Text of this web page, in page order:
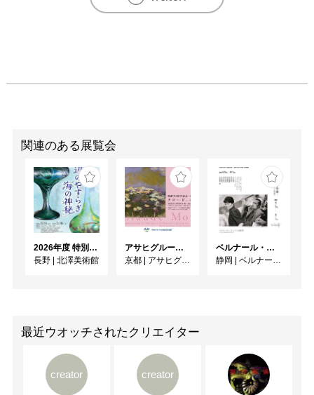
関連のある展覧会
2026年度 特別展「ガレとドーム、アール･ヌーヴォーのガラス 水辺のやすらぎ、海の神秘」
長野 | 北澤美術館
アサヒグループ大山崎山荘美術館 開館30周年記念展「没後100年 クロード・モネ」
京都 | アサヒグループ大山崎山荘美術館
ベルナール・ビュフェと写真 ーカメラがとらえたビュフェとその時代、そして21 世紀へ
静岡 | ベルナール・ビュフェ美術館
最近ウオッチされたクリエイター
creator creator